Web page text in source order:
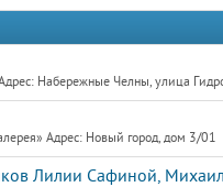
Набережные Челны, улица
Адрес: Новый город, дом 3/01
Лилии Сафиной,